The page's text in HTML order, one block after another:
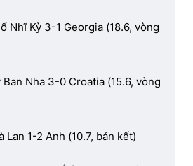
Nhĩ Kỳ 3-1 Georgia (18.6, vòng
Ban Nha 3-0 Croatia (15.6, vòng
Lan 1-2 Anh (10.7, bán kết)